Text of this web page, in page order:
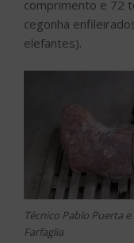
comprimento e 72
cegonha
elefantes).
Técnico Pablo Puerta
Farfaglia